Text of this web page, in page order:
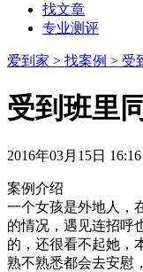
找文章
专业测评
爱到家 > 找案例 > 受
受到班里
2016年03月15日 16:16
案例介绍
一个女孩是外地人，
的情况，遇见连招呼
的，还很看不起她，
熟不熟悉都会去安慰